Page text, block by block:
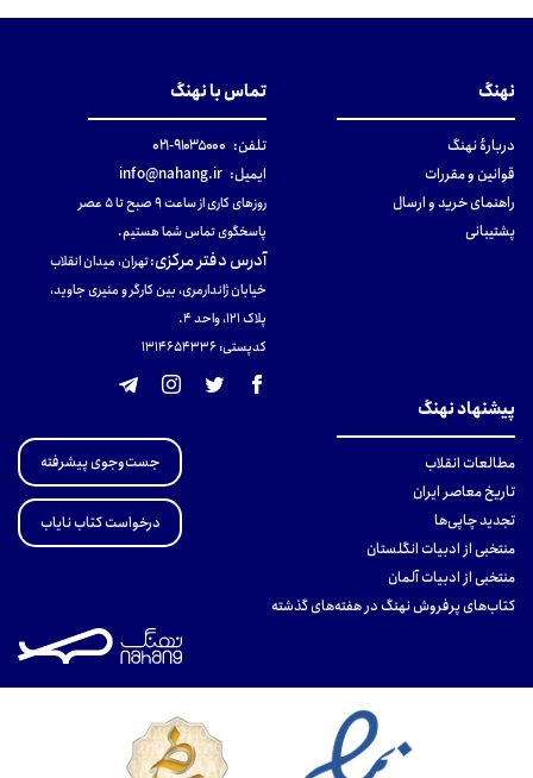
نهنگ
دربارهٔ نهنگ
قوانین و مقررات
راهنمای خرید و ارسال
پشتیبانی
تماس با نهنگ
تلفن: ۹۱۰۳۵۰۰۰-۰۲۱
ایمیل: info@nahang.ir
روزهای کاری از ساعت ۹ صبح تا ۵ عصر
پاسخگوی تماس شما هستیم.
آدرس دفتر مرکزی:تهران، میدان انقلاب
خیابان ژاندارمری، بین کارگر و منیری جاوید،
پلاک 121، واحد ۴.
کدپستی: 131465433۶
پیشنهاد نهنگ
مطالعات انقلاب
تاریخ معاصر ایران
تجدید چاپی‌ها
منتخبی از ادبیات انگلستان
منتخبی از ادبیات آلمان
کتاب‌های پرفروش نهنگ در هفته‌های گذشته
جست‌وجوی پیشرفته
درخواست کتاب نایاب